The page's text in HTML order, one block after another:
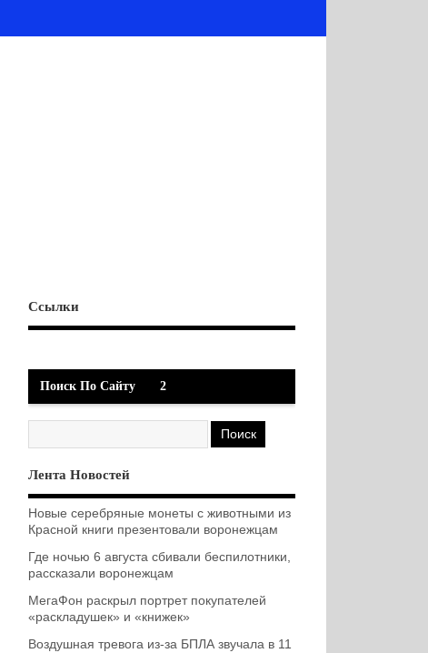
Ссылки
Поиск По Сайту 2
Лента Новостей
Новые серебряные монеты с животными из
Красной книги презентовали воронежцам
Где ночью 6 августа сбивали беспилотники,
рассказали воронежцам
МегаФон раскрыл портрет покупателей
«раскладушек» и «книжек»
Воздушная тревога из-за БПЛА звучала в 11